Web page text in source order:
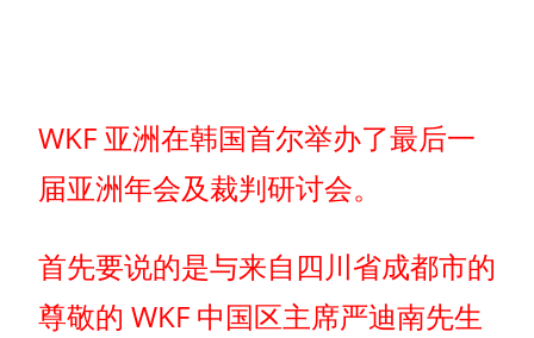
WKF 亚洲在韩国首尔举办了最后一
届亚洲年会及裁判研讨会。
首先要说的是与来自四川省成都市的
尊敬的 WKF 中国区主席严迪南先生